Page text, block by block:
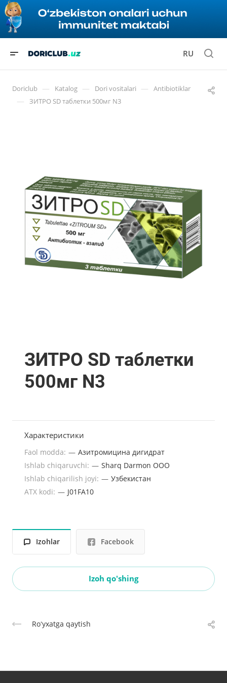
RU
Doriclub — Katalog — Dori vositalari — Antibiotiklar
— ЗИТРО SD таблетки 500мг N3
ЗИТРО SD таблетки
500мг N3
Характеристики
Faol modda: — Азитромицина дигидрат
Ishlab chiqaruvchi: — Sharq Darmon ООО
Ishlab chiqarilish joyi: — Узбекистан
ATX kodi: — J01FA10
Izohlar Facebook
Izoh qo'shing
Roʻyxatga qaytish